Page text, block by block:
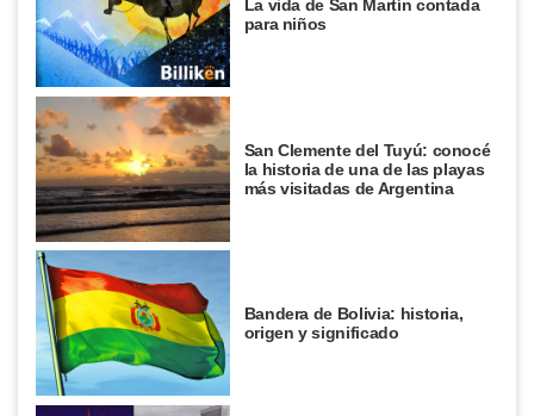
La vida de San Martín contada
para niños
San Clemente del Tuyú: conocé
la historia de una de las playas
más visitadas de Argentina
Bandera de Bolivia: historia,
origen y significado